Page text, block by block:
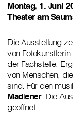
Montag, 1. Juni
Theater am
Die Ausstellung
von
der Fachstelle.
von Menschen,
sind. Für den
Madlener. Die
geöffnet.